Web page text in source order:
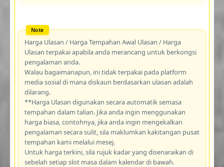
Harga Ulasan / Harga Tempahan Awal Ulasan / Harga
Ulasan terpakai apabila anda merancang untuk berkongsi
pengalaman anda.
Walau bagaimanapun, ini tidak terpakai pada platform
media sosial di mana diskaun berdasarkan ulasan adalah
dilarang.
**Harga Ulasan digunakan secara automatik semasa
tempahan dalam talian. Jika anda ingin menggunakan
harga biasa, contohnya, jika anda ingin mengekalkan
pengalaman secara sulit, sila maklumkan kakitangan pusat
tempahan kami melalui mesej.
Untuk harga terkini, sila rujuk kadar yang disenaraikan di
sebelah setiap slot masa dalam kalendar di bawah.